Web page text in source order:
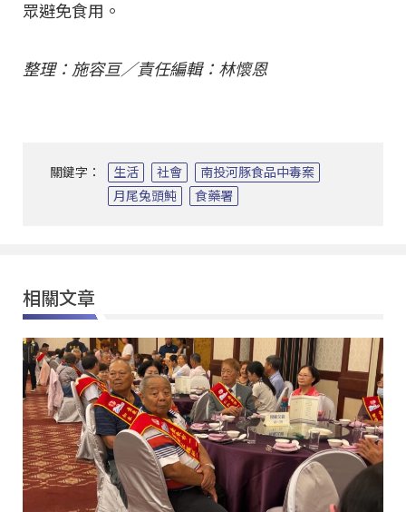
眾避免食用。
整理：施容亘／責任編輯：林懷恩
關鍵字： 生活 社會
南投河豚食品中毒案
月尾兔頭魨
食藥署
相關文章